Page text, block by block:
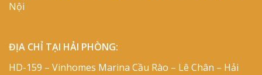
Nội
ĐỊA CHỈ TẠI HẢI PHÒNG:
HD-159 – Vinhomes Marina Cầu Rào – Lê Chân – Hải